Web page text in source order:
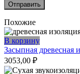
Похожие
В корзину
Засыпная древесная
3053,00 ₽